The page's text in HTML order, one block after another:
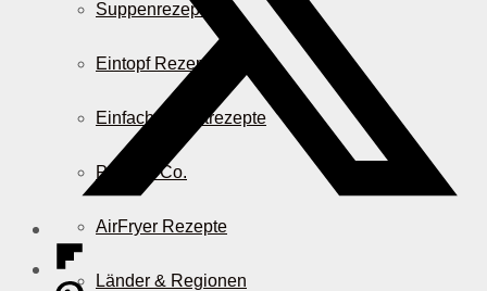
Suppenrezepte
Eintopf Rezepte
Einfache Salatrezepte
Pizza & Co.
AirFryer Rezepte
Länder & Regionen